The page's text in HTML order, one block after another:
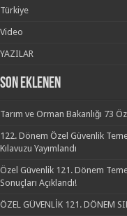
Türkiye
Video
YAZILAR
SON EKLENEN
Tarım ve Orman Bakanlığı 73
122. Dönem Özel Güvenlik
Kılavuzu Yayımlandı
Özel Güvenlik 121. Dönem
Sonuçları Açıklandı!
ÖZEL GÜVENLİK 121. DÖNEM